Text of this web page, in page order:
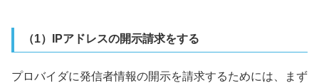
（1）IPアドレスの開示請求をする
プロバイダに発信者情報の開示を請求するためには、まず